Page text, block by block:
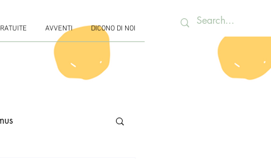
AVVENTI DICONO DI NOI